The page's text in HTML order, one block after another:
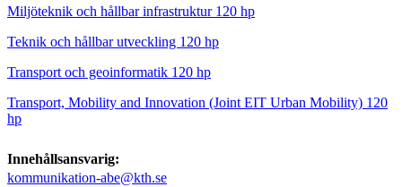
Miljöteknik och hållbar infrastruktur 120 hp
Teknik och hållbar utveckling 120 hp
Transport och geoinformatik 120 hp
Transport, Mobility and Innovation (Joint EIT Urban Mobility) 120
hp
Innehållsansvarig:
kommunikation-abe@kth.se